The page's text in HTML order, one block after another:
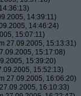
14:39:11)
14:46:24)
15:07:11)
27.09.2005, 15:13:31)
15:17:08)
15:39:20)
15:52:13)
27.09.2005, 16:06:20)
16:10:33)